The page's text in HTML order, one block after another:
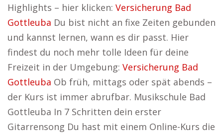
Highlights – hier klicken: Versicherung Bad
Gottleuba Du bist nicht an fixe Zeiten gebunden
und kannst lernen, wann es dir passt. Hier
findest du noch mehr tolle Ideen für deine
Freizeit in der Umgebung: Versicherung Bad
Gottleuba Ob früh, mittags oder spät abends –
der Kurs ist immer abrufbar. Musikschule Bad
Gottleuba In 7 Schritten dein erster
Gitarrensong Du hast mit einem Online-Kurs die